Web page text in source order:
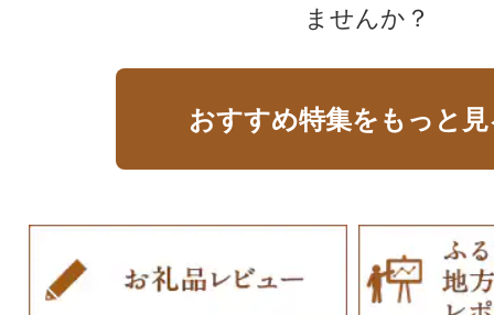
ませんか？
おすすめ特集をもっと